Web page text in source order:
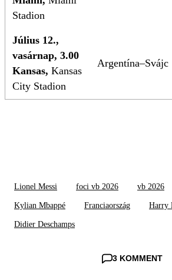
Stadion
Július 12.,
vasárnap, 3.00
Kansas, Kansas
City Stadion
Argentína–Svájc
Lionel Messi foci vb 2026 vb 2026
Kylian Mbappé Franciaország Harry
Didier Deschamps
3 KOMMENT